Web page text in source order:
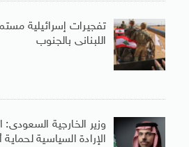
تفجيرات إسرائيلية
اللبنانى بالجنوب
وزير الخارجية
الإرادة السياسية